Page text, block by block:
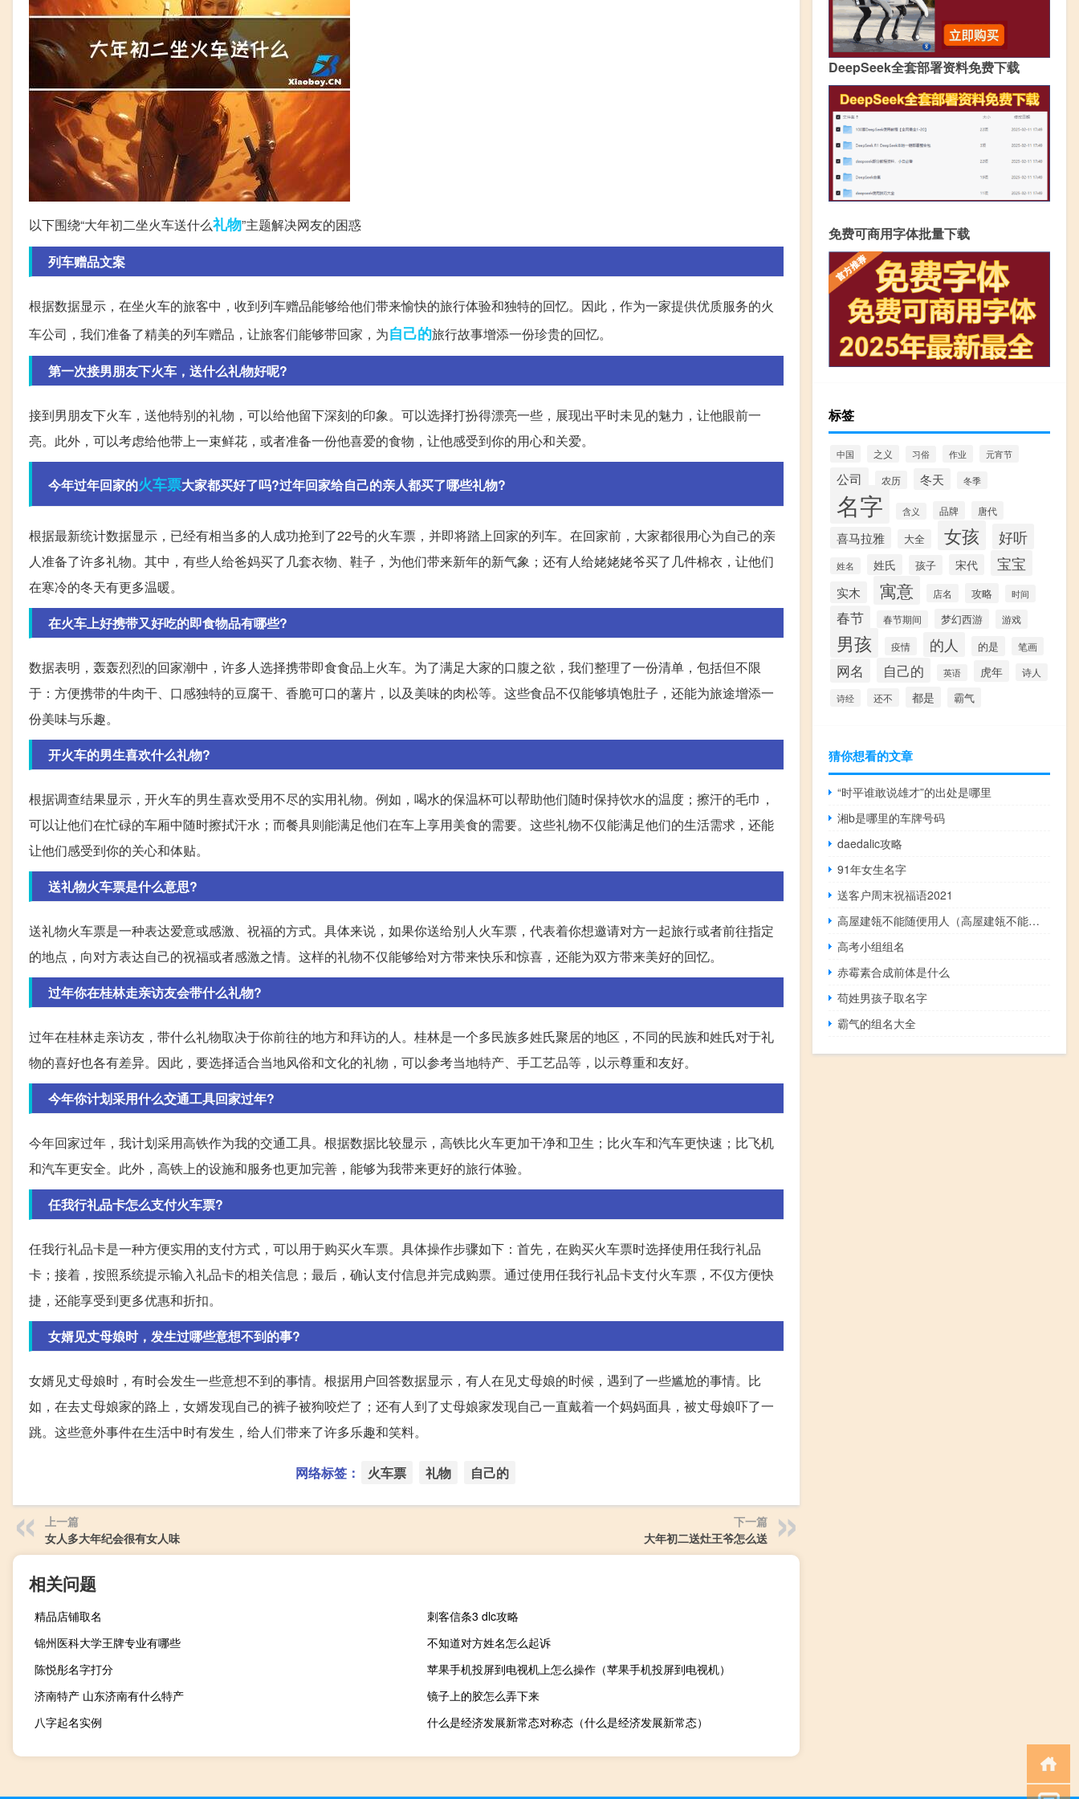
以下围绕“大年初二坐火车送什么礼物”主题解决网友的困惑
列车赠品文案
根据数据显示，在坐火车的旅客中，收到列车赠品能够给他们带来愉快的旅行体验和独特的回忆。因此，作为一家提供优质服务的火
车公司，我们准备了精美的列车赠品，让旅客们能够带回家，为自己的旅行故事增添一份珍贵的回忆。
第一次接男朋友下火车，送什么礼物好呢?
接到男朋友下火车，送他特别的礼物，可以给他留下深刻的印象。可以选择打扮得漂亮一些，展现出平时未见的魅力，让他眼前一
亮。此外，可以考虑给他带上一束鲜花，或者准备一份他喜爱的食物，让他感受到你的用心和关爱。
今年过年回家的火车票大家都买好了吗?过年回家给自己的亲人都买了哪些礼物?
根据最新统计数据显示，已经有相当多的人成功抢到了22号的火车票，并即将踏上回家的列车。在回家前，大家都很用心为自己的亲
人准备了许多礼物。其中，有些人给爸妈买了几套衣物、鞋子，为他们带来新年的新气象；还有人给姥姥姥爷买了几件棉衣，让他们
在寒冷的冬天有更多温暖。
在火车上好携带又好吃的即食物品有哪些?
数据表明，轰轰烈烈的回家潮中，许多人选择携带即食食品上火车。为了满足大家的口腹之欲，我们整理了一份清单，包括但不限
于：方便携带的牛肉干、口感独特的豆腐干、香脆可口的薯片，以及美味的肉松等。这些食品不仅能够填饱肚子，还能为旅途增添一
份美味与乐趣。
开火车的男生喜欢什么礼物?
根据调查结果显示，开火车的男生喜欢受用不尽的实用礼物。例如，喝水的保温杯可以帮助他们随时保持饮水的温度；擦汗的毛巾，
可以让他们在忙碌的车厢中随时擦拭汗水；而餐具则能满足他们在车上享用美食的需要。这些礼物不仅能满足他们的生活需求，还能
让他们感受到你的关心和体贴。
送礼物火车票是什么意思?
送礼物火车票是一种表达爱意或感激、祝福的方式。具体来说，如果你送给别人火车票，代表着你想邀请对方一起旅行或者前往指定
的地点，向对方表达自己的祝福或者感激之情。这样的礼物不仅能够给对方带来快乐和惊喜，还能为双方带来美好的回忆。
过年你在桂林走亲访友会带什么礼物?
过年在桂林走亲访友，带什么礼物取决于你前往的地方和拜访的人。桂林是一个多民族多姓氏聚居的地区，不同的民族和姓氏对于礼
物的喜好也各有差异。因此，要选择适合当地风俗和文化的礼物，可以参考当地特产、手工艺品等，以示尊重和友好。
今年你计划采用什么交通工具回家过年?
今年回家过年，我计划采用高铁作为我的交通工具。根据数据比较显示，高铁比火车更加干净和卫生；比火车和汽车更快速；比飞机
和汽车更安全。此外，高铁上的设施和服务也更加完善，能够为我带来更好的旅行体验。
任我行礼品卡怎么支付火车票?
任我行礼品卡是一种方便实用的支付方式，可以用于购买火车票。具体操作步骤如下：首先，在购买火车票时选择使用任我行礼品
卡；接着，按照系统提示输入礼品卡的相关信息；最后，确认支付信息并完成购票。通过使用任我行礼品卡支付火车票，不仅方便快
捷，还能享受到更多优惠和折扣。
女婿见丈母娘时，发生过哪些意想不到的事?
女婿见丈母娘时，有时会发生一些意想不到的事情。根据用户回答数据显示，有人在见丈母娘的时候，遇到了一些尴尬的事情。比
如，在去丈母娘家的路上，女婿发现自己的裤子被狗咬烂了；还有人到了丈母娘家发现自己一直戴着一个妈妈面具，被丈母娘吓了一
跳。这些意外事件在生活中时有发生，给人们带来了许多乐趣和笑料。
网络标签： 火车票 礼物 自己的
上一篇
女人多大年纪会很有女人味
下一篇
大年初二送灶王爷怎么送
相关问题
精品店铺取名
刺客信条3 dlc攻略
锦州医科大学王牌专业有哪些
不知道对方姓名怎么起诉
陈悦彤名字打分
苹果手机投屏到电视机上怎么操作（苹果手机投屏到电视机）
济南特产 山东济南有什么特产
镜子上的胶怎么弄下来
八字起名实例
什么是经济发展新常态对称态（什么是经济发展新常态）
DeepSeek全套部署资料免费下载
免费可商用字体批量下载
标签
中国 之义 习俗 作业 元宵节
公司 农历 冬天 冬季
名字 含义 品牌 唐代
喜马拉雅 大全 女孩 好听
姓名 姓氏 孩子 宋代 宝宝
实木 寓意 店名 攻略 时间
春节 春节期间 梦幻西游 游戏
男孩 疫情 的人 的是 笔画
网名 自己的 英语 虎年
诗人
诗经
还不 都是 霸气
猜你想看的文章
“时平谁敢说雄才”的出处是哪里
湘b是哪里的车牌号码
daedalic攻略
91年女生名字
送客户周末祝福语2021
高屋建瓴不能随便用人（高屋建瓴不能随便用）
高考小组组名
赤霉素合成前体是什么
苟姓男孩子取名字
霸气的组名大全